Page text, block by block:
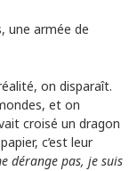
une armée de
on disparaît.
et on
croisé un dragon
c’est leur
dérange pas, je suis